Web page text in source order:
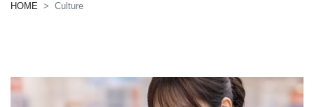
HOME Culture